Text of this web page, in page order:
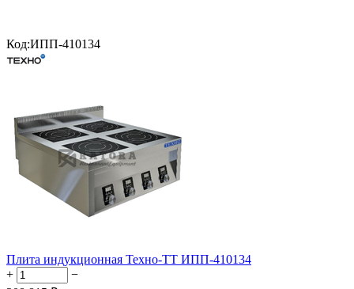
Код:ИПП-410134
Плита индукционная Техно-ТТ ИПП-410134
+
−